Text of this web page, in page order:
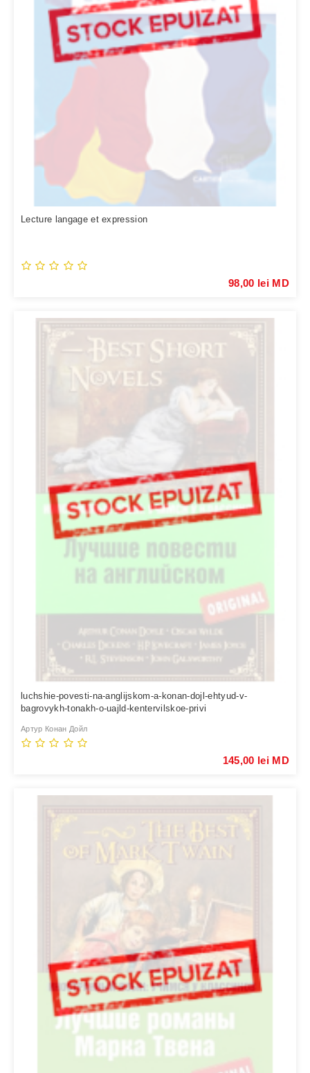
Lecture langage et expression
98,00 lei MD
luchshie-povesti-na-anglijskom-a-konan-dojl-ehtyud-v-
bagrovykh-tonakh-o-uajld-kentervilskoe-privi
Артур Конан Дойл
145,00 lei MD